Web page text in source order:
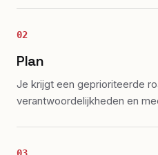
02
Plan
Je krijgt een geprioriteerde
verantwoordelijkheden en
03